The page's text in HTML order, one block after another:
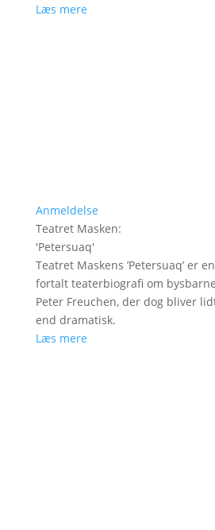
Læs mere
Anmeldelse
Teatret Masken:
'Petersuaq'
Teatret Maskens ’Petersuaq’ er
fortalt teaterbiografi om
Peter Freuchen, der dog bliver
end dramatisk.
Læs mere